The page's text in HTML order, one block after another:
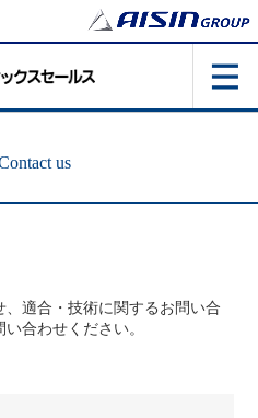
us
適合・技術に関するお問い合
合わせください。